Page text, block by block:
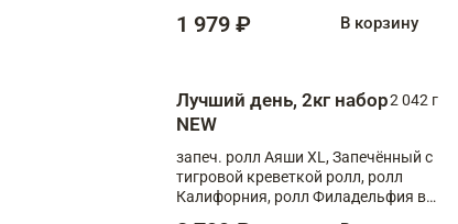
XL, запеч. ролл Крабик Хот
1 979 ₽ В корзину
Лучший день, 2кг набор
NEW
2 042 г
запеч. ролл Аяши XL, Запечённый с
тигровой креветкой ролл, ролл
Калифорния, ролл Филадельфия в